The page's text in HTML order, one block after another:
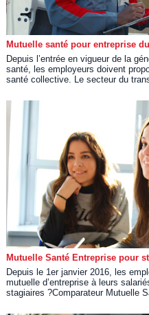
Mutuelle santé pour entreprise
Depuis l’entrée en vigueur de la
santé, les employeurs doivent
santé collective. Le secteur du
Mutuelle Santé Entreprise pour
Depuis le 1er janvier 2016, les
mutuelle d’entreprise à leurs
stagiaires ?Comparateur Mutuelle